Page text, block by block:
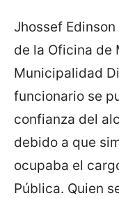
Jhossef
de la Oficina de
Municipalidad
funcionario se
confianza del
debido a que
ocupaba el
Pública. Quien